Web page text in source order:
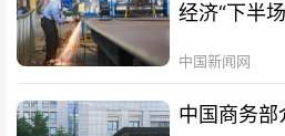
经济“下半
中国新闻网
中国商务部